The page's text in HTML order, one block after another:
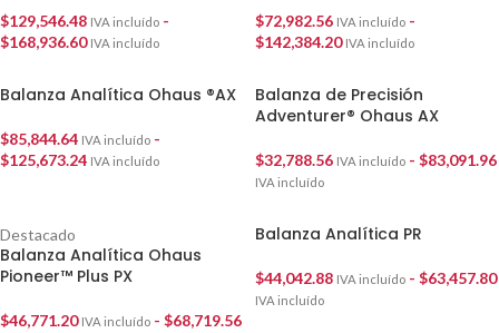
$129,546.48 IVA incluído -
$168,936.60 IVA incluído
$72,982.56 IVA incluído -
$142,384.20 IVA incluído
Balanza Analítica Ohaus ®AX
$85,844.64 IVA incluído -
$125,673.24 IVA incluído
Balanza de Precisión
Adventurer® Ohaus AX
$32,788.56 IVA incluído - $83,091.96
IVA incluído
Destacado
Balanza Analítica Ohaus
Pioneer™ Plus PX
$46,771.20 IVA incluído - $68,719.56
Balanza Analítica PR
$44,042.88 IVA incluído - $63,457.80
IVA incluído